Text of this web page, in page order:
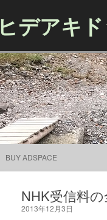
ヒデアキ
BUY ADSPACE
NHK受信料
2013年12月3日